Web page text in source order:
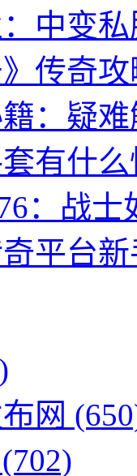
：中变
》传奇
：疑
有什么
：战
平台
网
(702)